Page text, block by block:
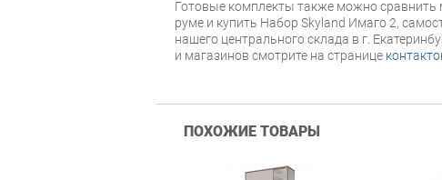
Готовые комплекты также можно
руме и купить Набор Skyland Имаго 2,
нашего центрального склада в г.
и магазинов смотрите на странице
ПОХОЖИЕ ТОВАРЫ